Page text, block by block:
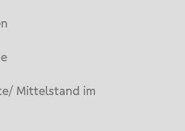
Mittelstand im